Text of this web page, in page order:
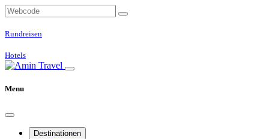
Rundreisen
Hotels
Menu
Destinationen